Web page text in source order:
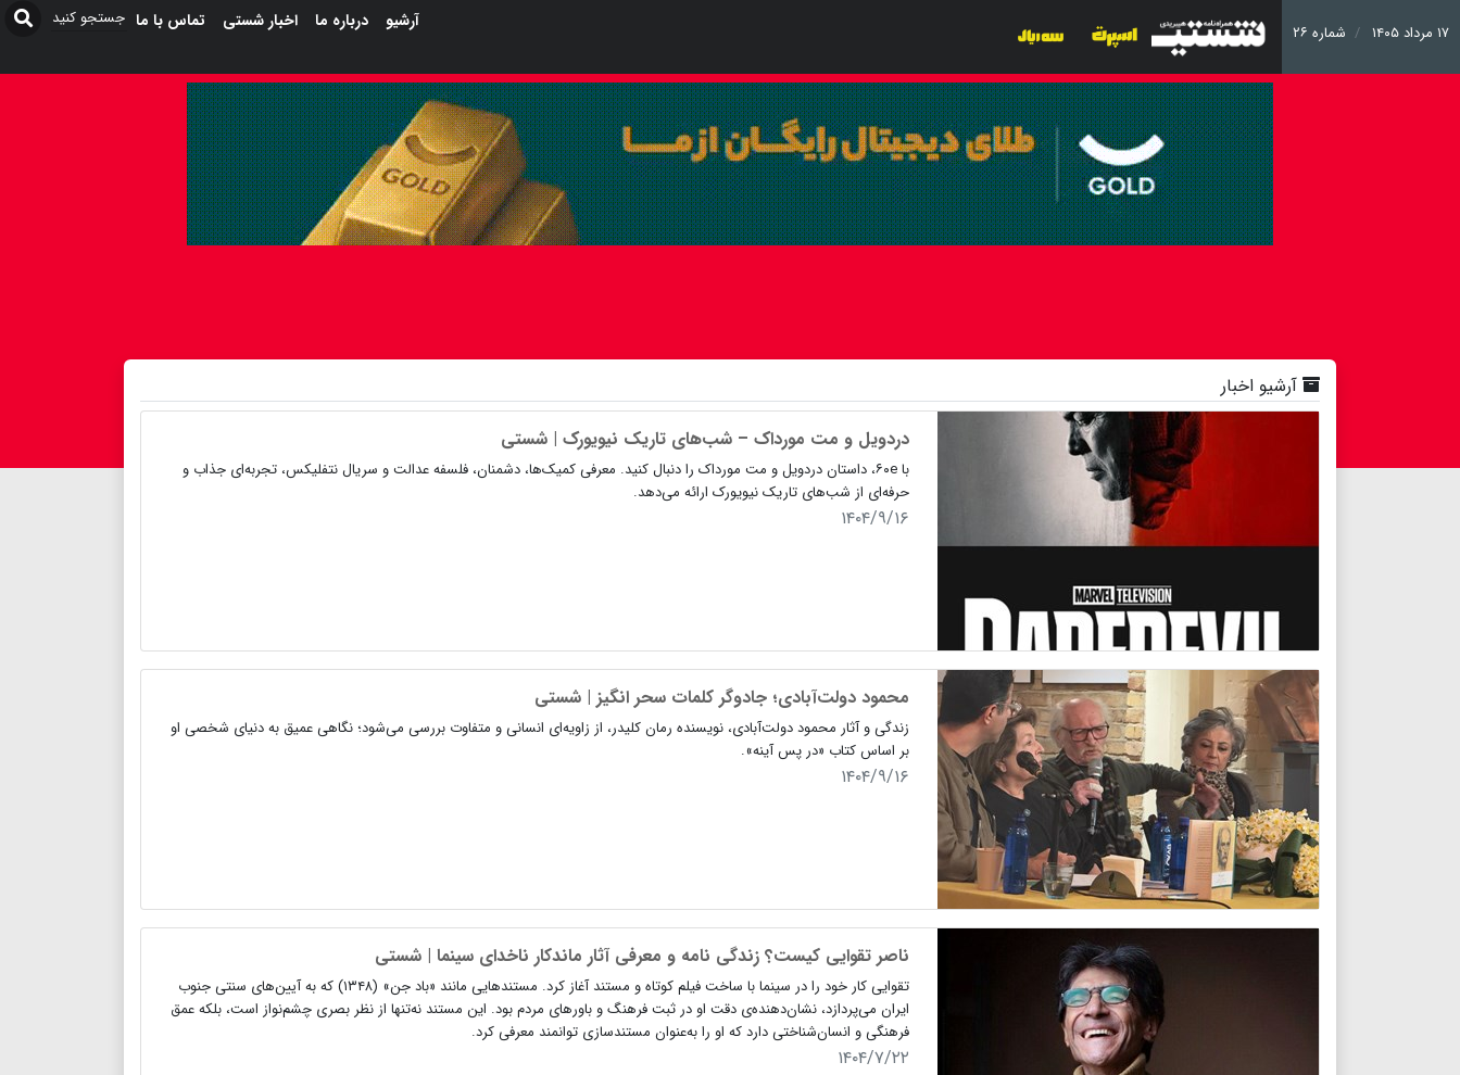
۱۷ مرداد ۱۴۰۵ شماره ۲۶
آرشیو درباره ما اخبار شستی تماس با ما
آرشیو اخبار
دردویل و مت مورداک – شب‌های تاریک نیویورک | شستی
با ۶۰e، داستان دردویل و مت مورداک را دنبال کنید. معرفی کمیک‌ها، دشمنان، فلسفه عدالت و سریال نتفلیکس، تجربه‌ای جذاب و
حرفه‌ای از شب‌های تاریک نیویورک ارائه می‌دهد.
۱۴۰۴/۹/۱۶
محمود دولت‌آبادی؛ جادوگر کلمات سحر انگیز | شستی
زندگی و آثار محمود دولت‌آبادی، نویسنده رمان کلیدر، از زاویه‌ای انسانی و متفاوت بررسی می‌شود؛ نگاهی عمیق به دنیای شخصی او
بر اساس کتاب «در پس آینه».
۱۴۰۴/۹/۱۶
ناصر تقوایی کیست؟ زندگی نامه و معرفی آثار ماندکار ناخدای سینما | شستی
تقوایی کار خود را در سینما با ساخت فیلم کوتاه و مستند آغاز کرد. مستندهایی مانند «باد جن» (۱۳۴۸) که به آیین‌های سنتی جنوب
ایران می‌پردازد، نشان‌دهنده‌ی دقت او در ثبت فرهنگ و باورهای مردم بود. این مستند نه‌تنها از نظر بصری چشم‌نواز است، بلکه عمق
فرهنگی و انسان‌شناختی دارد که او را به‌عنوان مستندسازی توانمند معرفی کرد.
۱۴۰۴/۷/۲۲